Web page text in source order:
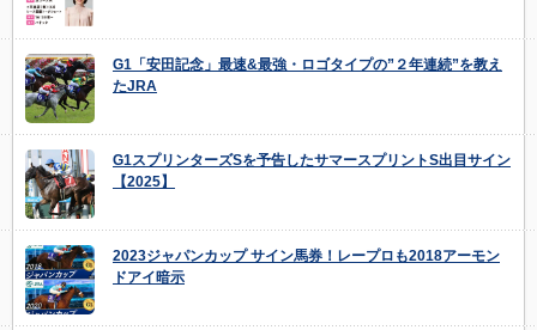
G1「安田記念」最速&最強・ロゴタイプの”２年連続”を教え
たJRA
G1スプリンターズSを予告したサマースプリントS出目サイン
【2025】
2023ジャパンカップ サイン馬券！レープロも2018アーモン
ドアイ暗示